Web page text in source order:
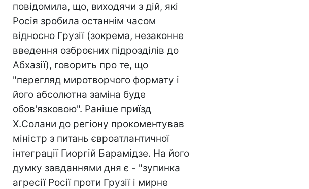
повідомила, що, виходячи з дій, які
Росія зробила останнім часом
відносно Грузії (зокрема, незаконне
введення озброєних підрозділів до
Абхазії), говорить про те, що
"перегляд миротворчого формату і
його абсолютна заміна буде
обов'язковою". Раніше приїзд
Х.Солани до регіону прокоментував
міністр з питань євроатлантичної
інтеграції Гиоргій Барамідзе. На його
думку завданнями дня є - "зупинка
агресії Росії проти Грузії і мирне